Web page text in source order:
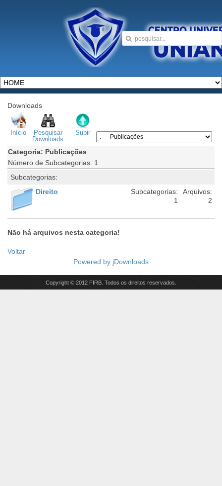
Downloads
Início
Pesquisar
Downloads
Subir
Categoria: Publicações
Número de Subcategorias: 1
Subcategorias:
Direito
Subcategorias:
1
Arquivos:
2
Não há arquivos nesta categoria!
Voltar
Powered by jDownloads
Copyright © 2012 FIRB. Todos os direitos reservados.